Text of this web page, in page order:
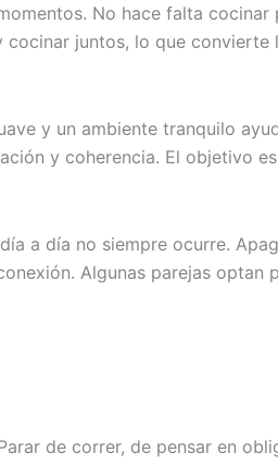
No hace falta cocinar
juntos, lo que convierte
y un ambiente tranquilo
y coherencia. El objetivo
a día no siempre ocurre.
Algunas parejas optan
de correr, de pensar en